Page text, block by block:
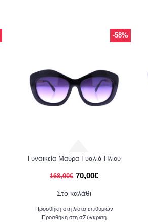
-58%
Γυναικεία Μαύρα Γυαλιά Ηλίου
168,00€ 70,00€
Στο καλάθι
Προσθήκη στη λίστα επιθυμιών
Προσθήκη στη σΣύγκριση